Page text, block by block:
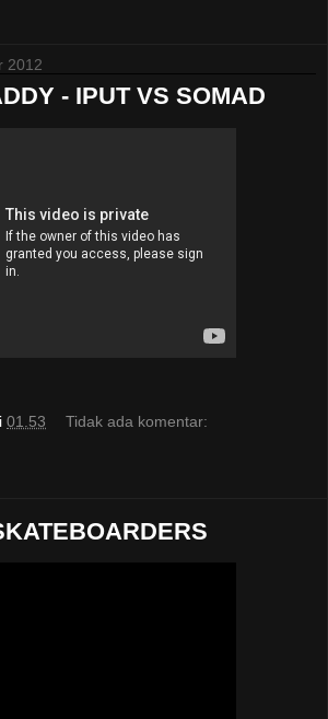
2012
- IPUT VS SOMAD
01.53 Tidak ada komentar: